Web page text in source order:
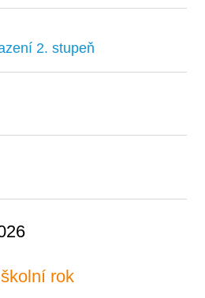
2. stupeň
rok